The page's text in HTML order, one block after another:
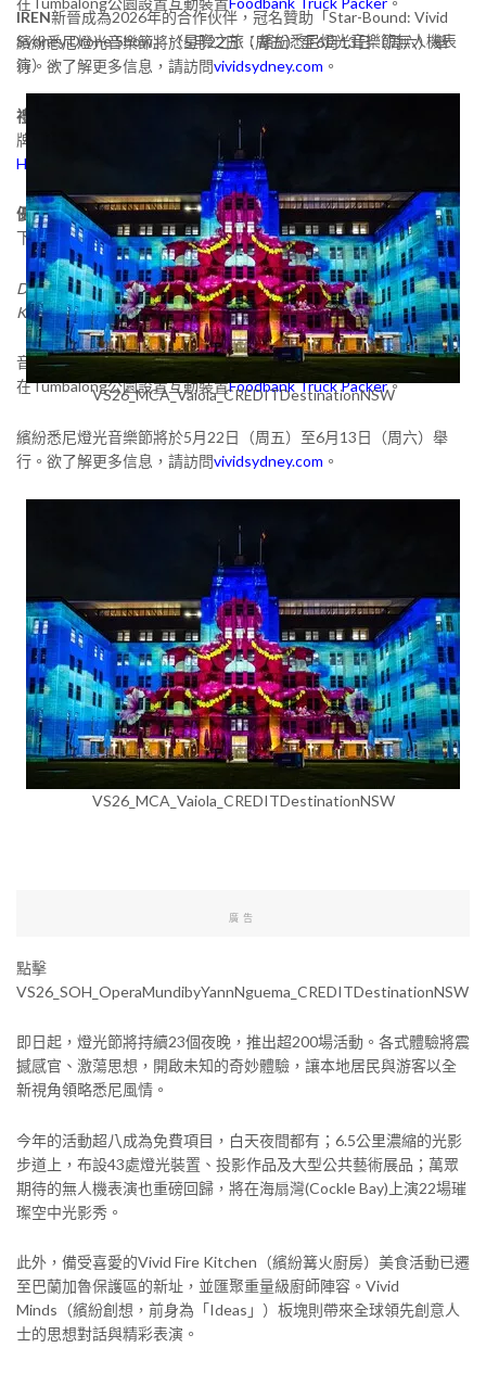
繽紛悉尼燈光音樂節將於5月22日（周五）至6月13日（周六）舉
行。欲了解更多信息，請訪問vividsydney.com 。
VS26_MCA_Vaiola_CREDITDestinationNSW
IREN新晉成為2026年的合作伙伴，冠名贊助「Star-Bound: Vivid
Sydney Drone Show」（星際之旅：繽紛悉尼燈光音樂節無人機表
演）。
禮來澳大利亞公司(Lilly Australia)
牌創立150周年，將在Vivid Minds板塊中呈現一場名為
Horizon of Health
（健康新視野）的專題討論會。
優步(Uber)也作為官方合作伙伴加入，在活動區域內設有專門的上
下車點。
Dine Out with Uber Eats也將作為冠名合作伙伴，呈現Vivid Fire
Kitchen板塊中的Food for Thought Stage（美食啟迪舞台）活動。
音樂節的2026年公益合作伙伴是Foodbank NSW & ACT，他們將
在Tumbalong公園設置互動裝置Foodbank Truck Packer。
繽紛悉尼燈光音樂節將於5月22日（周五）至6月13日（周六）舉
行。欲了解更多信息，請訪問vividsydney.com 。
VS26_MCA_Vaiola_CREDITDestinationNSW
廣告
點擊
VS26_SOH_OperaMundibyYannNguema_CREDITDestinationNSW
即日起，燈光節將持續23個夜晚，推出超200場活動。各式體驗將震
撼感官、激蕩思想，開啟未知的奇妙體驗，讓本地居民與游客以全
新視角領略悉尼風情。
今年的活動超八成為免費項目，白天夜間都有；6.5公里濃縮的光影
步道上，布設43處燈光裝置、投影作品及大型公共藝術展品；萬眾
期待的無人機表演也重磅回歸，將在海扇灣(Cockle Bay)上演22場璀
璨空中光影秀。
此外，備受喜愛的Vivid Fire Kitchen（繽紛篝火廚房）美食活動已遷
至巴蘭加魯保護區的新址，並匯聚重量級廚師陣容。Vivid
Minds（繽紛創想，前身為「Ideas」）板塊則帶來全球領先創意人
士的思想對話與精彩表演。